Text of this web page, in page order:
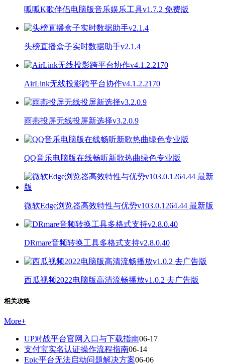
呱呱K歌伴侣电脑版音乐娱乐工具v1.7.2 免费版
头榜直播盒子实时数据助手v2.1.4
AirLink无线投影跨平台协作v4.1.2.2170
雨燕投屏无线投屏新选择v3.2.0.9
QQ音乐电脑版在线畅听新歌热曲绿色专业版
微软Edge浏览器高效特性与优势v103.0.1264.44 最新版
DRmare音频转换工具多格式支持v2.8.0.40
西瓜视频2022电脑版高清流畅播放v1.0.2 去广告版
相关攻略
More+
UP对战平台官网入口与下载指南06-17
支付宝实名认证操作流程指南06-14
Epic平台无法启动问题解决方案06-06